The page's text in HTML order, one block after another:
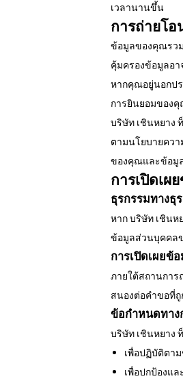
เวลานานขึ้น
การถ่ายโ
ข้อมูลของคุณรวม
คุ้มครองข้อมูลอ
หากคุณอยู่นอกป
การยินยอมของ
บริษัท เชินหยาง
ตามนโยบายคว
ของคุณและข้อมู
การเปิดเผ
ธุรกรรมทางธุ
หาก บริษัท เชินห
ข้อมูลส่วนบุคคล
การเปิดเผยข้
ภายใต้สถานการ
สนองต่อคำขอที่
ข้อกำหนดทา
บริษัท เชินหยาง
เพื่อปฏิบัติตา
เพื่อปกป้องแ